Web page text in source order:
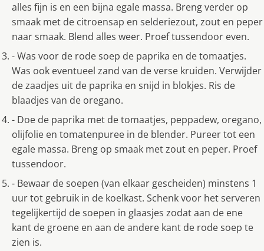
alles fijn is en een bijna egale massa. Breng verder op
smaak met de citroensap en selderiezout, zout en peper
naar smaak. Blend alles weer. Proef tussendoor even.
- Was voor de rode soep de paprika en de tomaatjes.
Was ook eventueel zand van de verse kruiden. Verwijder
de zaadjes uit de paprika en snijd in blokjes. Ris de
blaadjes van de oregano.
- Doe de paprika met de tomaatjes, peppadew, oregano,
olijfolie en tomatenpuree in de blender. Pureer tot een
egale massa. Breng op smaak met zout en peper. Proef
tussendoor.
- Bewaar de soepen (van elkaar gescheiden) minstens 1
uur tot gebruik in de koelkast. Schenk voor het serveren
tegelijkertijd de soepen in glaasjes zodat aan de ene
kant de groene en aan de andere kant de rode soep te
zien is.